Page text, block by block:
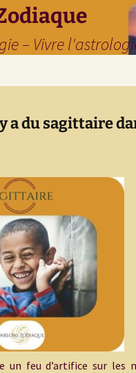
– Vivre
a du sagittaire
un feu d’artifice sur les